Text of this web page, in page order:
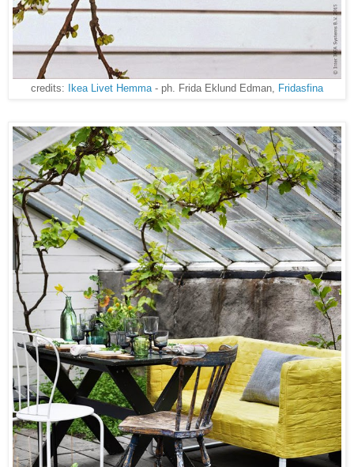
credits: Ikea Livet Hemma- ph. Frida Eklund Edman, Fridasfina